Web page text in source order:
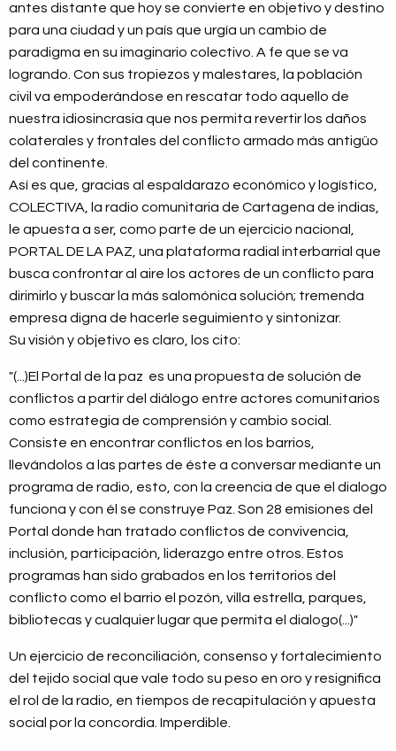
antes distante que hoy se convierte en objetivo y destino
para una ciudad y un país que urgía un cambio de
paradigma en su imaginario colectivo. A fe que se va
logrando. Con sus tropiezos y malestares, la población
civil va empoderándose en rescatar todo aquello de
nuestra idiosincrasia que nos permita revertir los daños
colaterales y frontales del conflicto armado más antigüo
del continente.
Así es que, gracias al espaldarazo económico y logístico,
COLECTIVA, la radio comunitaria de Cartagena de indias,
le apuesta a ser, como parte de un ejercicio nacional,
PORTAL DE LA PAZ, una plataforma radial interbarrial que
busca confrontar al aire los actores de un conflicto para
dirimirlo y buscar la más salomónica solución; tremenda
empresa digna de hacerle seguimiento y sintonizar.
Su visión y objetivo es claro, los cito:
"(...)El Portal de la paz es una propuesta de solución de
conflictos a partir del diálogo entre actores comunitarios
como estrategia de comprensión y cambio social.
Consiste en encontrar conflictos en los barrios,
llevándolos a las partes de éste a conversar mediante un
programa de radio, esto, con la creencia de que el dialogo
funciona y con él se construye Paz. Son 28 emisiones del
Portal donde han tratado conflictos de convivencia,
inclusión, participación, liderazgo entre otros. Estos
programas han sido grabados en los territorios del
conflicto como el barrio el pozón, villa estrella, parques,
bibliotecas y cualquier lugar que permita el dialogo(...)"
Un ejercicio de reconciliación, consenso y fortalecimiento
del tejido social que vale todo su peso en oro y resignifica
el rol de la radio, en tiempos de recapitulación y apuesta
social por la concordia. Imperdible.